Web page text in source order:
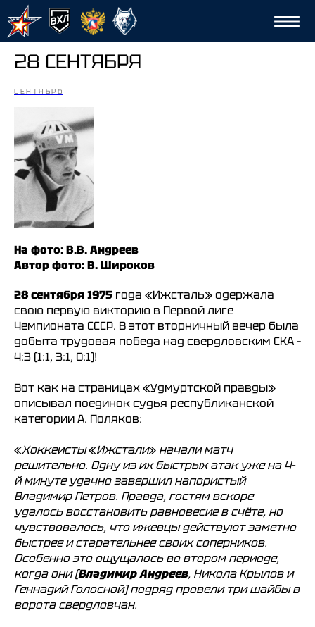
28 СЕНТЯБРЯ
СЕНТЯБРЬ
На фото: В.В. Андреев
Автор фото: В. Широков
28 сентября 1975 года «Ижсталь» одержала
свою первую викторию в Первой лиге
Чемпионата СССР. В этот вторничный вечер была
добыта трудовая победа над cвepдлoвcким СКА –
4:3 (1:1, 3:1, 0:1)!
Вот как на страницах «Удмуртской правды»
описывал поединок судья республиканской
категории А. Поляков:
«Хоккеисты«Ижстали» начали матч
решительно. Одну из их быстрых атак уже на 4-
й минуте удачно завершил напористый
Владимир Петров. Правда, гостям вскоре
удалось восстановить равновесие в счёте, но
чувствовалось, что ижевцы действуют заметно
быстрее и старательнее своих соперников.
Особенно это ощущалось во втором периоде,
когда они (Владимир Андреев, Никола Крылов и
Геннадий Голосной) подряд провели три шайбы в
ворота свердловчан.